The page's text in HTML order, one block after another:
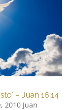
– Juan 16:14
2010 Juan